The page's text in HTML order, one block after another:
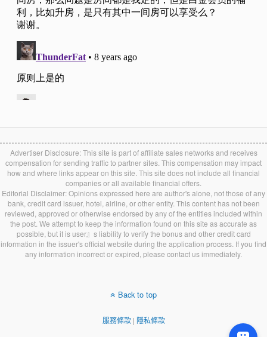
Advertiser Disclosure: This site is part of affiliate sales networks and receives
compensation for sending traffic to partner sites. This compensation may impact
how and where links appear on this site. This site does not include all financial
companies or all available financial offers.
Editorial Disclaimer: Opinions expressed here are author's alone, not those of any
bank, credit card issuer, hotel, airline, or other entity. This content has not been
reviewed, approved or otherwise endorsed by any of the entities included within
the post. We attempt to keep the information found on this site as accurate as
possible, but it is user』s liability to verify the bonus and other credit card
information in the issuer's official website during the application process. If you find
any information incorrect or expired, please contact us immediately.
Back to top
服務條款| 隱私條款